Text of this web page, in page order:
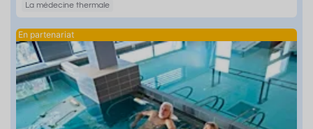
La médecine thermale